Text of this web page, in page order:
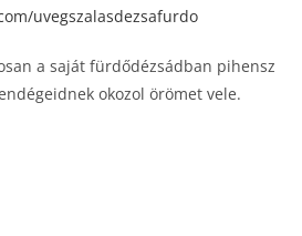
uvegszalasdezsafurdo
a saját fürdődézsádban pihensz
okozol örömet vele.